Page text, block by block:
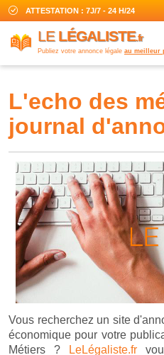
ATTESTATION : 7J/7 - 24 H/24
LE LÉGALISTE.fr
Publiez votre annonce légale au meilleur
l'echo des métiers :
journal
Vous recherchez un site
économique pour votre
Métiers ?
LeLégaliste.fr